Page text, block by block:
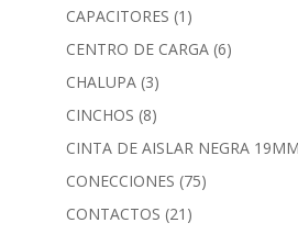
CAPACITORES (1)
CENTRO DE CARGA (6)
CHALUPA (3)
CINCHOS (8)
CINTA DE AISLAR NEGRA
CONECCIONES (75)
CONTACTOS (21)